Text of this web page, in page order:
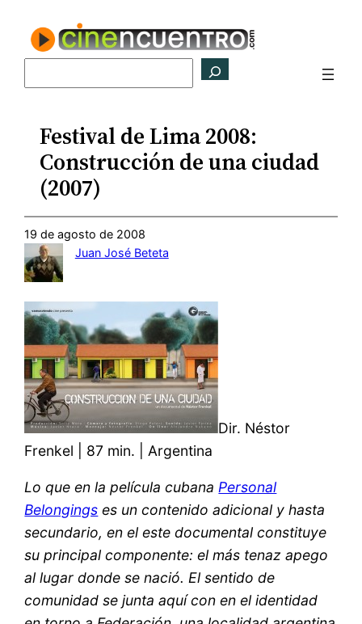
contenido
Festival de Lima 2008:
Construcción de una ciudad
(2007)
19 de agosto de 2008
Juan José Beteta
Dir. Néstor
Frenkel | 87 min. | Argentina
Lo que en la película cubana Personal
Belongings es un contenido adicional y hasta
secundario, en el este documental constituye
su principal componente: el más tenaz apego
al lugar donde se nació. El sentido de
comunidad se junta aquí con en el identidad